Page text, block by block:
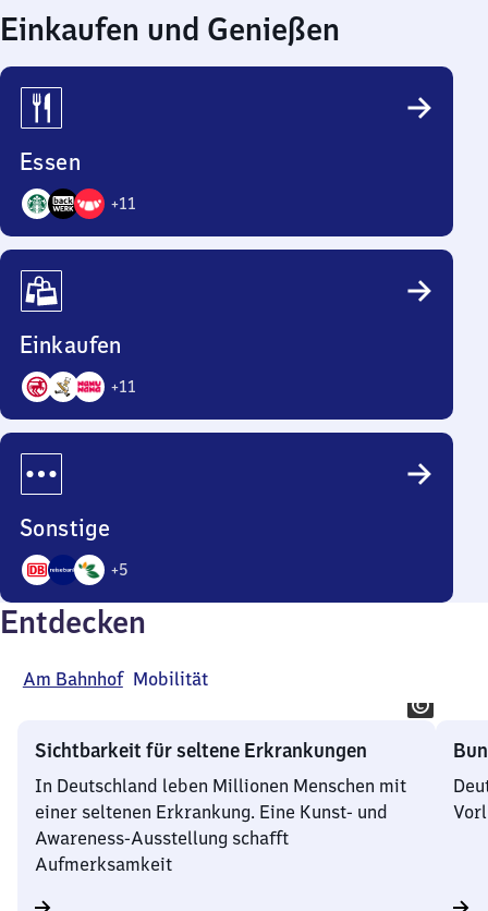
Einkaufen und Genießen
Essen
+11
14
Einkaufen
+11
14
Sonstige
+5
8
Angebote
Entdecken
Am Bahnhof Mobilität
Sichtbarkeit für seltene Erkrankungen
In Deutschland leben Millionen Menschen mit
einer seltenen Erkrankung. Eine Kunst- und
Awareness-Ausstellung schafft
Aufmerksamkeit